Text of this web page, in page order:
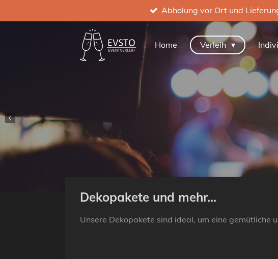
Hauptinhalt
Abholung vor Ort und
Home Verleih
Dekopakete und mehr...
Unsere Dekopakete sind ideal, um eine